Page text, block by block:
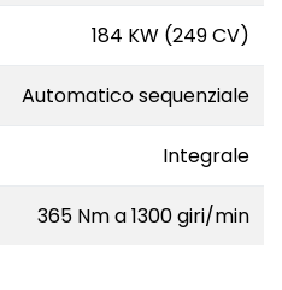
184 KW (249 CV)
Automatico sequenziale
Integrale
365 Nm a 1300 giri/min